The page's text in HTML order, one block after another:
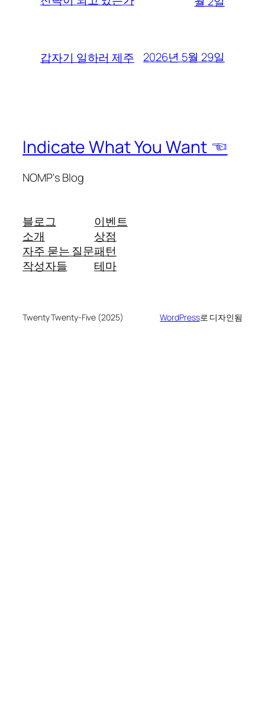
갑자기 일하러 제주 2026년 5월 29일
Indicate What You Want ☜
NOMP's Blog
블로그
소개
자주 묻는 질문
작성자들
이벤트
상점
패턴
테마
Twenty Twenty-Five (2025) WordPress로 디자인됨